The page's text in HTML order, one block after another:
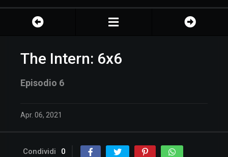
The Intern: 6x6
Episodio 6
Apr. 06, 2021
Condividi 0